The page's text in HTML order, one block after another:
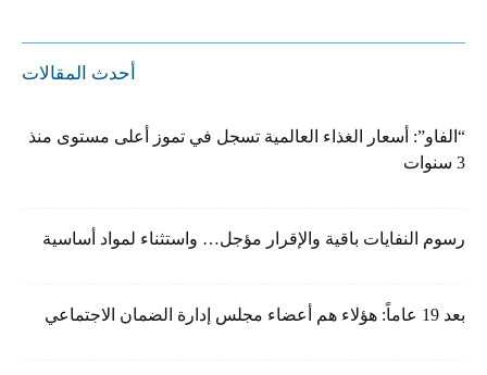
أحدث المقالات
“الفاو”: أسعار الغذاء العالمية تسجل في تموز أعلى مستوى منذ
3 سنوات
رسوم النفايات باقية والإقرار مؤجل… واستثناء لمواد أساسية
بعد 19 عاماً: هؤلاء هم أعضاء مجلس إدارة الضمان الاجتماعي